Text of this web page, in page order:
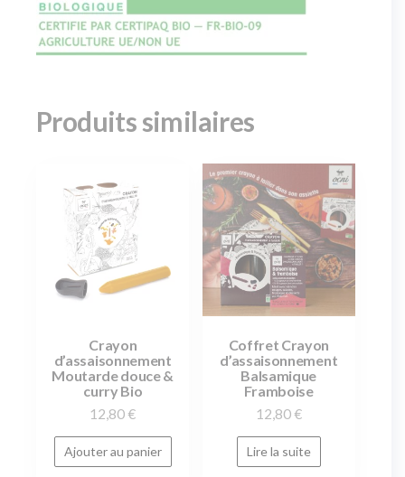
Produits similaires
Crayon
d’assaisonnement
Moutarde douce &
curry Bio
12,80 €
Ajouter au panier
Coffret Crayon
d’assaisonnement
Balsamique
Framboise
12,80 €
Lire la suite